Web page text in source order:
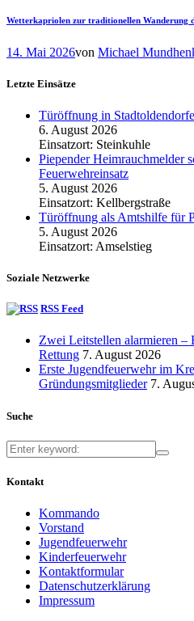
Wetterkapriolen zur traditionellen Wanderung
14. Mai 2026von Michael
Letzte Einsätze
Türöffnung in
6. August 2026
Einsatzort: Steinkuhle
Piepender Heimrauchmelder
Feuerwehreinsatz
5. August 2026
Einsatzort: Kellbergstraße
Türöffnung als Amtshilfe für
5. August 2026
Einsatzort: Amselstieg
Soziale Netzwerke
RSS Feed
Zwei Leitstellen alarmieren
Rettung 7. August 2026
Erste Jugendfeuerwehr im
Gründungsmitglieder 7.
Suche
Kontakt
Kommando
Vorstand
Jugendfeuerwehr
Kinderfeuerwehr
Kontaktformular
Datenschutzerklärung
Impressum